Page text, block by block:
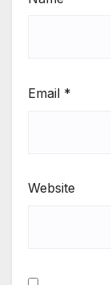
Email *
Website